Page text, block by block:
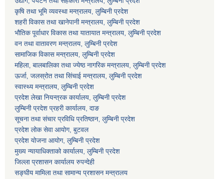
कृषि तथा भूमि व्यवस्था मन्त्रालय, लुम्बिनी प्रदेश
शहरी विकास तथा खानेपानी मन्त्रालय, लुम्बिनी प्रदेश
भौतिक पूर्वाधार विकास तथा यातायात मन्त्रालय, लुम्बिनी प्रदेश
वन तथा वातावरण मन्त्रालय, लुम्बिनी प्रदेश
सामाजिक विकास मन्त्रालय, लुम्बिनी प्रदेश
महिला, बालबालिका तथा ज्येष्ठ नागरिक मन्त्रालय, लुम्बिनी प्रदेश
ऊर्जा, जलस्रोत तथा सिंचाई मन्त्रालय, लुम्बिनी प्रदेश
स्वास्थ्य मन्त्रालय, लुम्बिनी प्रदेश
प्रदेश लेखा नियन्त्रक कार्यालय, लुम्बिनी प्रदेश
लुम्बिनी प्रदेश प्रहरी कार्यालय, दाङ
सूचना तथा संचार प्रविधि प्रतिष्ठान, लुम्बिनी प्रदेश
प्रदेश लोक सेवा आयोग, बुटवल
प्रदेश योजना आयोग, लुम्बिनी प्रदेश
मुख्य न्यायाधिक्ताको कार्यालय, लुम्बिनी प्रदेश
जिल्ला प्रशासन कार्यालय रुपन्देही
सङ्घीय मामिला तथा सामान्य प्रशासन मन्त्रालय